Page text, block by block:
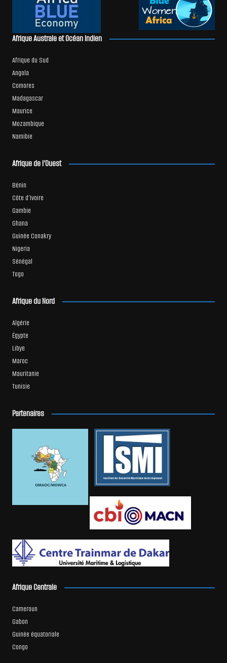
Afrique Australe et Océan Indien
Afrique du Sud
Angola
Comores
Madagascar
Maurice
Mozambique
Namibie
Afrique de l’Ouest
Bénin
Côte d’Ivoire
Gambie
Ghana
Guinée Conakry
Nigeria
Sénégal
Togo
Afrique du Nord
Algérie
Égypte
Libye
Maroc
Mauritanie
Tunisie
Partenaires
Afrique Centrale
Cameroun
Gabon
Guinée équatoriale
Congo